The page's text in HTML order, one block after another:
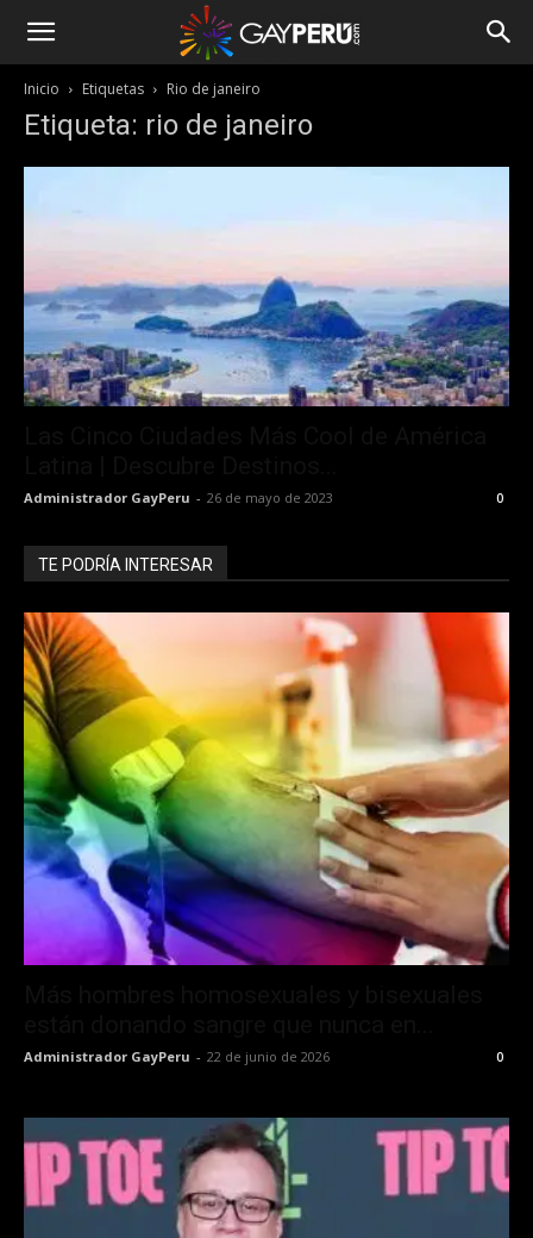
Inicio Etiquetas Rio de janeiro
Etiqueta: rio de janeiro
Administrador GayPeru - 26 de mayo de 2023 0
TE PODRÍA INTERESAR
Administrador GayPeru - 22 de junio de 2026 0